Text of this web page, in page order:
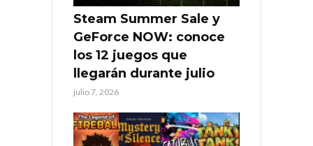
Steam Summer Sale y
GeForce NOW: conoce
los 12 juegos que
llegarán durante julio
julio 7, 2026